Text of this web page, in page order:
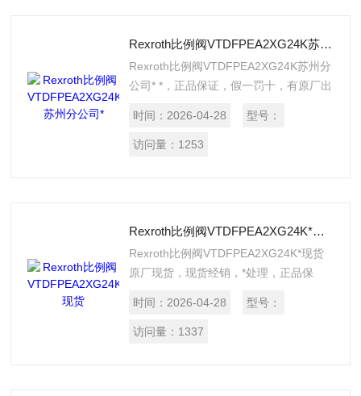
Rexroth比例阀VTDFPEA2XG24K苏州分公司*
Rexroth比例阀VTDFPEA2XG24K苏州分
公司* *，正品保证，假一罚十，有原厂出
时间： 2026-04-28 型号：
访问量： 1253
Rexroth比例阀VTDFPEA2XG24K*现货
Rexroth比例阀VTDFPEA2XG24K*现货
原厂现货，现货经销，*处理，正品保
时间： 2026-04-28 型号：
访问量： 1337